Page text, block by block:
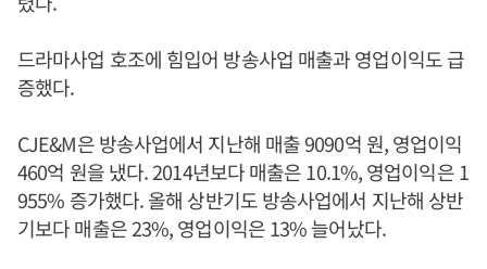
드라마사업 호조에 힘입어 방송사업 매출과 영업이익도 급
증했다.
CJE&M은 방송사업에서 지난해 매출 9090억 원, 영업이익
460억 원을 냈다. 2014년보다 매출은 10.1%, 영업이익은 1
955% 증가했다. 올해 상반기도 방송사업에서 지난해 상반
기보다 매출은 23%, 영업이익은 13% 늘어났다.